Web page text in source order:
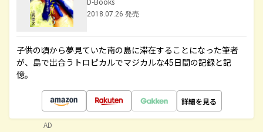
2018.07.26 発売
子供の頃から夢見ていた南の島に滞在することになった筆者
が、島で出合うトロピカルでマジカルな45日間の記録と記
憶。
詳細を見る
AD